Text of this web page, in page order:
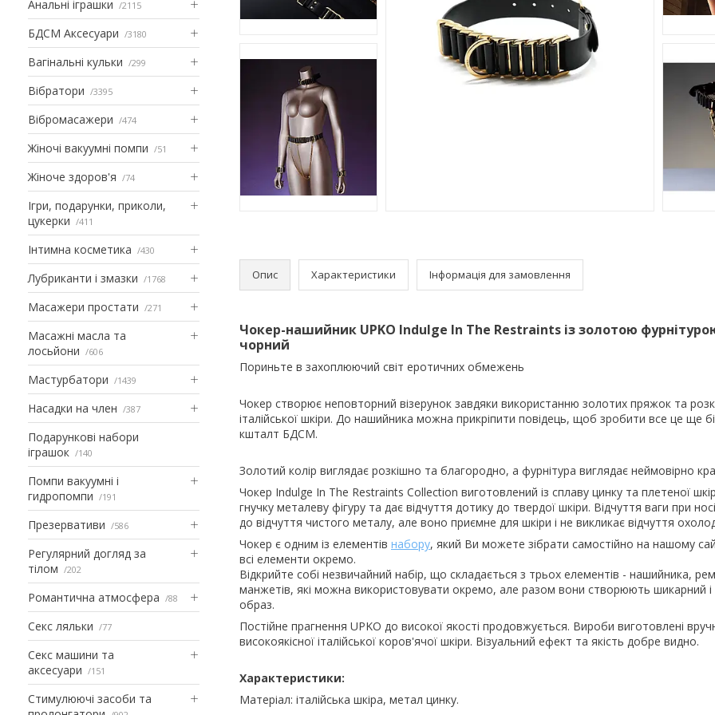
Анальні іграшки 2115
БДСМ Аксесуари 3180
Вагінальні кульки 299
Вібратори 3395
Вібромасажери 474
Жіночі вакуумні помпи 51
Жіноче здоров'я 74
Ігри, подарунки, приколи,
цукерки
411
Інтимна косметика 430
Лубриканти і змазки 1768
Масажери простати 271
Масажні масла та
лосьйони
606
Мастурбатори 1439
Насадки на член 387
Подарункові набори
іграшок
140
Помпи вакуумні і
гидропомпи
191
Презервативи 586
Регулярний догляд за
тілом
202
Романтична атмосфера 88
Секс ляльки 77
Секс машини та
аксесуари
151
Стимулюючі засоби та
Опис Характеристики Інформація для замовлення
Чокер-нашийник UPKO Indulge In The Restraints із золотою
чорний
Пориньте в захоплюючий світ еротичних обмежень
Чокер створює неповторний візерунок завдяки використанню золотих пряжок та
італійської шкіри. До нашийника можна прикріпити повідець, щоб зробити все це ще
кшталт БДСМ.
Золотий колір виглядає розкішно та благородно, а фурнітура виглядає неймовірно
Чокер Indulge In The Restraints Collection виготовлений із сплаву цинку та плетеної
гнучку металеву фігуру та дає відчуття дотику до твердої шкіри. Відчуття ваги при
до відчуття чистого металу, але воно приємне для шкіри і не викликає відчуття
Чокер є одним із елементів набору, який Ви можете зібрати самостійно на нашому
всі елементи окремо.
Відкрийте собі незвичайний набір, що складається з трьох елементів - нашийника,
манжетів, які можна використовувати окремо, але разом вони створюють шикарний і
образ.
Постійне прагнення UPKO до високої якості продовжується. Вироби виготовлені
високоякісної італійської коров'ячої шкіри. Візуальний ефект та якість добре видно.
Характеристики:
Матеріал: італійська шкіра, метал цинку.